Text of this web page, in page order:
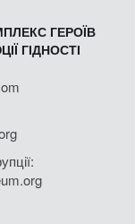
ГЕРОЇВ
ГІДНОСТІ